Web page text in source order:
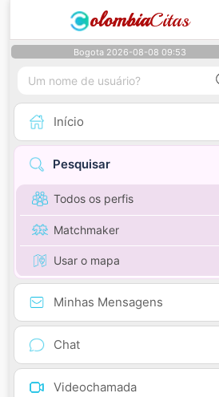
olombiaCitas
Bogota 2026-08-08 09:53
Início
Pesquisar
Todos os perfis
Matchmaker
Usar o mapa
Minhas Mensagens
Chat
Videochamada